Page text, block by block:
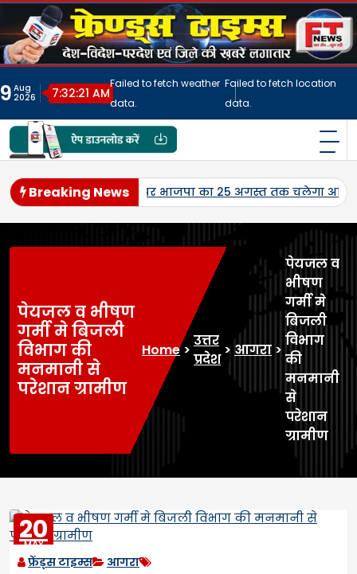
Skip
content
9 Aug
2026
7:32:24 AM
Failed to fetch weather
data.
Failed to fetch location
data.
फ्रेंड्स टाइम्स
Breaking News
ने किया नेतृत्व। जनपद में पहली बार एमएसपी पर होगी
पेयजल व भीषण
गर्मी मे बिजली
विभाग की
मनमानी से
परेशान ग्रामीण
Home>
उत्तर
प्रदेश
> आगरा >
पेयजल व
भीषण
गर्मी मे
बिजली
विभाग
की
मनमानी
से
परेशान
ग्रामीण
20
MAY
2023
फ्रेंड्स टाइम्स आगरा